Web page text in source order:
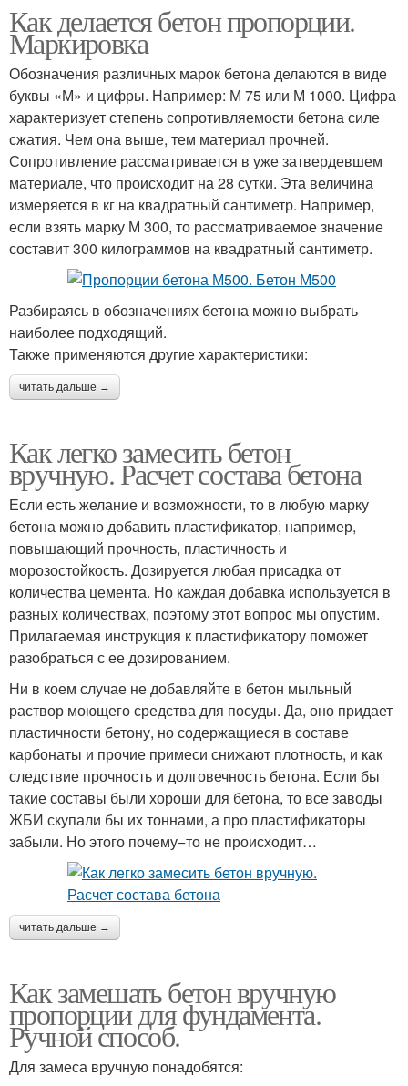
Как делается бетон пропорции.
Маркировка
Обозначения различных марок бетона делаются в виде
буквы «М» и цифры. Например: М 75 или М 1000. Цифра
характеризует степень сопротивляемости бетона силе
сжатия. Чем она выше, тем материал прочней.
Сопротивление рассматривается в уже затвердевшем
материале, что происходит на 28 сутки. Эта величина
измеряется в кг на квадратный сантиметр. Например,
если взять марку М 300, то рассматриваемое значение
составит 300 килограммов на квадратный сантиметр.
Разбираясь в обозначениях бетона можно выбрать
наиболее подходящий.
Также применяются другие характеристики:
читать дальше →
Как легко замесить бетон
вручную. Расчет состава бетона
Если есть желание и возможности, то в любую марку
бетона можно добавить пластификатор, например,
повышающий прочность, пластичность и
морозостойкость. Дозируется любая присадка от
количества цемента. Но каждая добавка используется в
разных количествах, поэтому этот вопрос мы опустим.
Прилагаемая инструкция к пластификатору поможет
разобраться с ее дозированием.
Ни в коем случае не добавляйте в бетон мыльный
раствор моющего средства для посуды. Да, оно придает
пластичности бетону, но содержащиеся в составе
карбонаты и прочие примеси снижают плотность, и как
следствие прочность и долговечность бетона. Если бы
такие составы были хороши для бетона, то все заводы
ЖБИ скупали бы их тоннами, а про пластификаторы
забыли. Но этого почему−то не происходит…
читать дальше →
Как замешать бетон вручную
пропорции для фундамента.
Ручной способ.
Для замеса вручную понадобятся: